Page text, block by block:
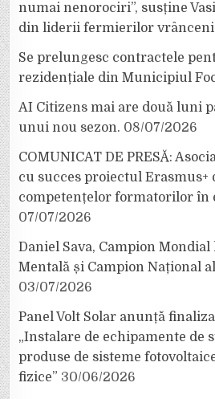
numai nenorociri”, susține
din liderii fermierilor vrânceni
Se prelungesc contractele
rezidențiale din Municipiul
AI Citizens mai are două luni
unui nou sezon. 08/07/2026
COMUNICAT DE PRESĂ:
cu succes proiectul
competențelor formatorilor în
07/07/2026
Daniel Sava, Campion
Mentală și Campion Național
03/07/2026
Panel Volt Solar anunță
„Instalare de echipamente de
produse de sisteme
fizice” 30/06/2026